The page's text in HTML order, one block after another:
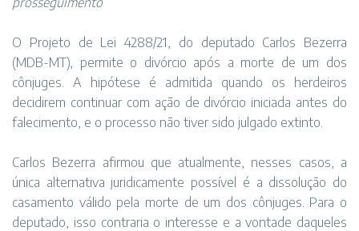
O Projeto de Lei 4288/21, do deputado Carlos Bezerra
(MDB-MT), permite o divórcio após a morte de um dos
cônjuges. A hipótese é admitida quando os herdeiros
decidirem continuar com ação de divórcio iniciada antes do
falecimento, e o processo não tiver sido julgado extinto.
Carlos Bezerra afirmou que atualmente, nesses casos, a
única alternativa juridicamente possível é a dissolução do
casamento válido pela morte de um dos cônjuges. Para o
deputado, isso contraria o interesse e a vontade daqueles